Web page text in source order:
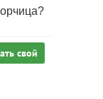
свой